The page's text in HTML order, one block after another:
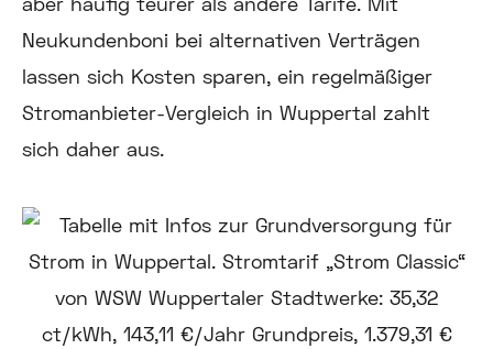
Neukundenboni bei alternativen Verträgen
lassen sich Kosten sparen, ein regelmäßiger
Stromanbieter-Vergleich in Wuppertal zahlt
sich daher aus.